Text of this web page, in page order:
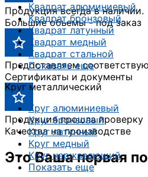
Квадрат алюминиевый
Квадрат бронзовый
Квадрат латунный
Квадрат медный
Квадрат стальной
Показать еще
Круг металлический
Круг алюминиевый
Круг бронзовый
Круг латунный
Круг медный
Круг нержавеющий
Показать еще
Продукция всегда в наличии.
Большие объемы - под заказ
Предоставляем
Сертификаты и документы
Продукция прошла проверку
Качества на производстве
Это Ваша первая